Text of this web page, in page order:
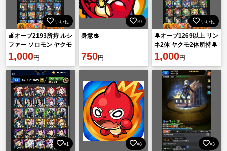
いいね
🍎オーブ2193所持 ルシ
ファー ソロモン ヤクモ
🍎
1,000円
×9
身意💲
750円
いいね
🔔オーブ1269以上 リン
ネ2体 ヤクモ2体所持🔔
1,000円
×1 ×8 ×3